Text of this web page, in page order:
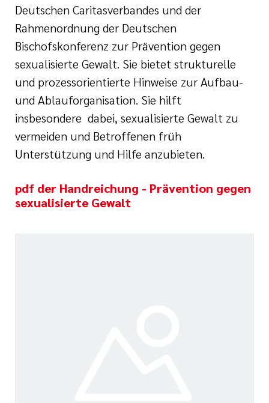
Deutschen Caritasverbandes und der
Rahmenordnung der Deutschen
Bischofskonferenz zur Prävention gegen
sexualisierte Gewalt. Sie bietet strukturelle
und prozessorientierte Hinweise zur Aufbau-
und Ablauforganisation. Sie hilft
insbesondere dabei, sexualisierte Gewalt zu
vermeiden und Betroffenen früh
Unterstützung und Hilfe anzubieten.
pdf der Handreichung - Prävention gegen
sexualisierte Gewalt